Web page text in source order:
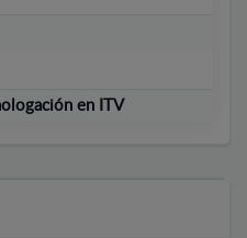
en ITV